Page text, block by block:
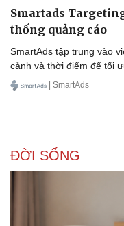
Smartads
thống quảng cáo
SmartAds tập trung vào
cảnh và thời điểm để tối
| SmartAds
ĐỜI SỐNG